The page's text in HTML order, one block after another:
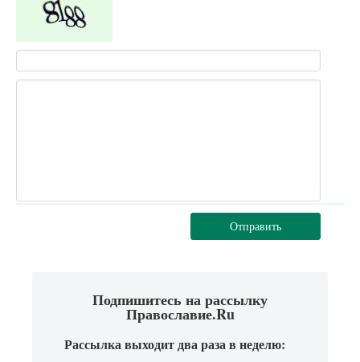
Отправить
Подпишитесь на рассылку
Православие.Ru
Рассылка выходит два раза в неделю: